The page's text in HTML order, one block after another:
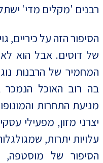
רבנים 'מקלים מדי'
הסיפור הזה על כיריים,
של דוסים. אבל הוא
המחמיר של הרבנות
בה רוב האוכל
מניעת התחרות
יצרני מזון, מפעילי
עלויות יתרות,
הסיפור של מוסטפה,